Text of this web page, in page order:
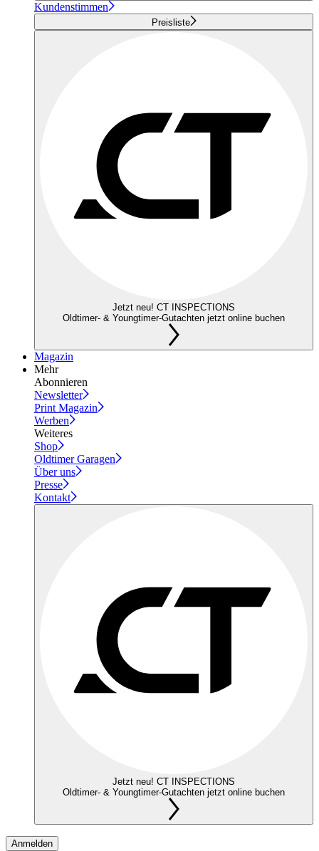
Kundenstimmen
Preisliste
Jetzt neu! CT INSPECTIONS
Oldtimer- & Youngtimer-Gutachten jetzt online buchen
Magazin
Mehr
Abonnieren
Newsletter
Print Magazin
Werben
Weiteres
Shop
Oldtimer Garagen
Über uns
Presse
Kontakt
Jetzt neu! CT INSPECTIONS
Oldtimer- & Youngtimer-Gutachten jetzt online buchen
Anmelden